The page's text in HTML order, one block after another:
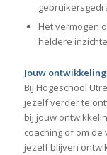
Het vermogen
heldere
Jouw
Bij Hogeschool
jezelf verder te
bij jouw
coaching of om de
jezelf blijven